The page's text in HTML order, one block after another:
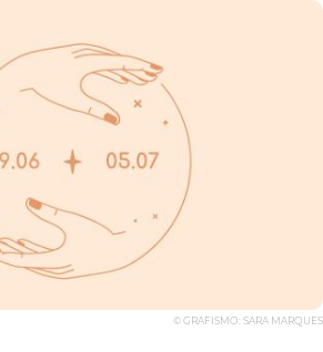
© GRAFISMO: SARA MARQUES